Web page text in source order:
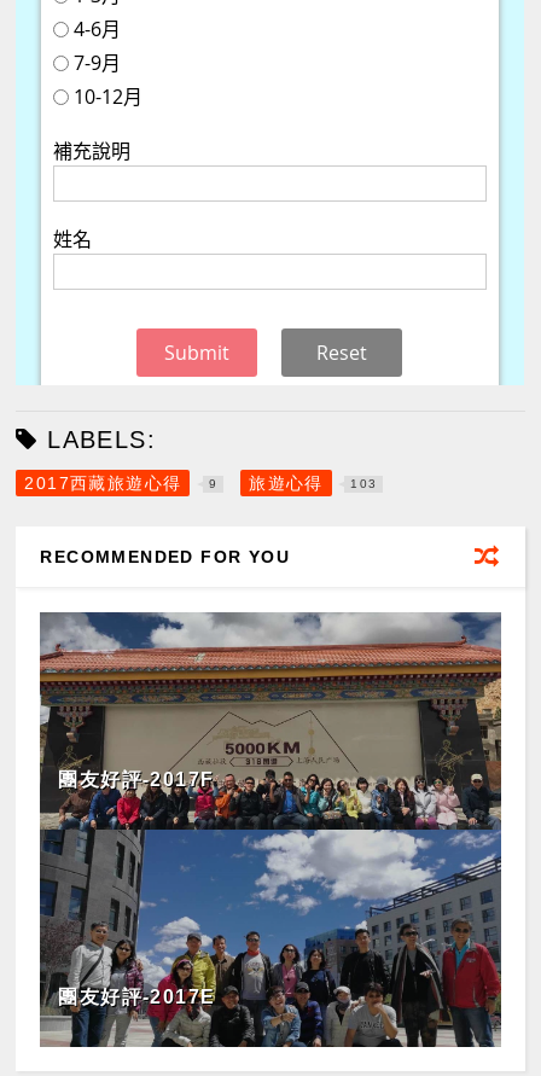
LABELS:
2017西藏旅遊心得 9 旅遊心得 103
RECOMMENDED FOR YOU
團友好評-2017F
團友好評-2017E